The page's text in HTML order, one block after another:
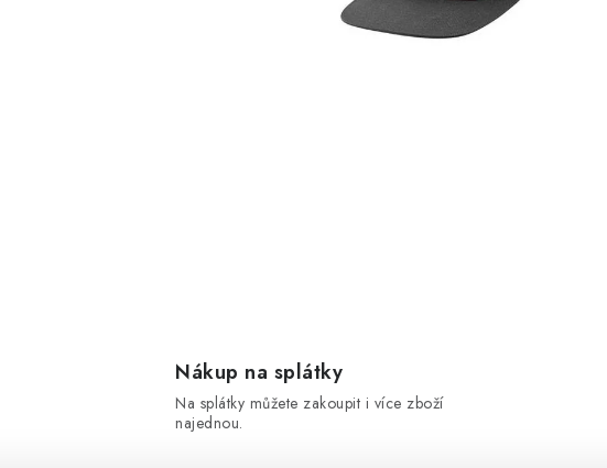
Nákup na splátky
Na splátky můžete zakoupit i více zboží
najednou.